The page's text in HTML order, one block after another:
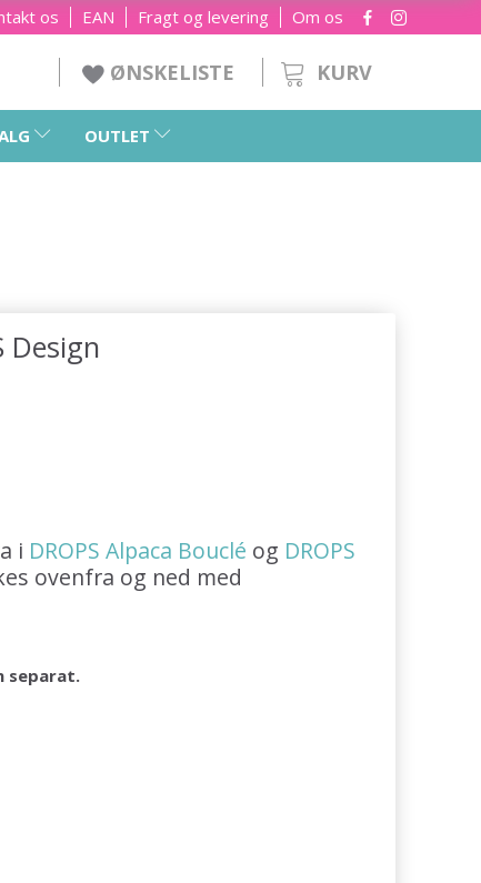
Om os
Fragt og levering
EAN
os
KURV
ØNSKELISTE
OUTLET
Design
i DROPS Alpaca Bouclé og DROPS
ovenfra og ned med
separat.